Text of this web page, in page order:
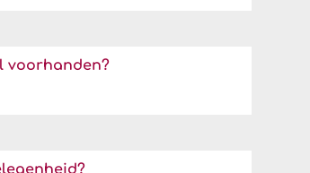
voorhanden?